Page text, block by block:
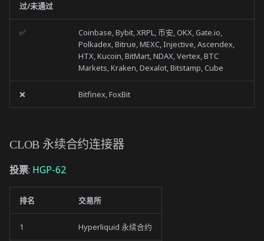
过/未通过
✅
Coinbase, Bybit, XRPL, 币安, OKX, Gate.io,
Polkadex, Bitrue, MEXC, Injective, Ascendex,
HTX, Kucoin, BitMart, NDAX, Vertex, BTC
Markets, Kraken, Dexalot, Bitstamp, Cube
❌ Bitfinex, FoxBit
CLOB 永续合约连接器
投票: HGP-62
排名 交易所
1 Hyperliquid 永续合约